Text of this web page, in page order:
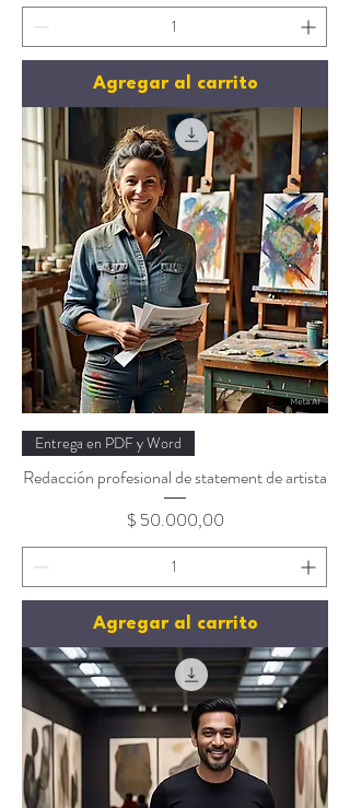
Agregar al carrito
Entrega en PDF y Word
Redacción profesional de statement de artista
Precio
$ 50.000,00
Agregar al carrito